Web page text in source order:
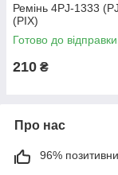
Ремінь 4PJ-1333
(PIX)
Готово до відправки
210 ₴
Про нас
96%